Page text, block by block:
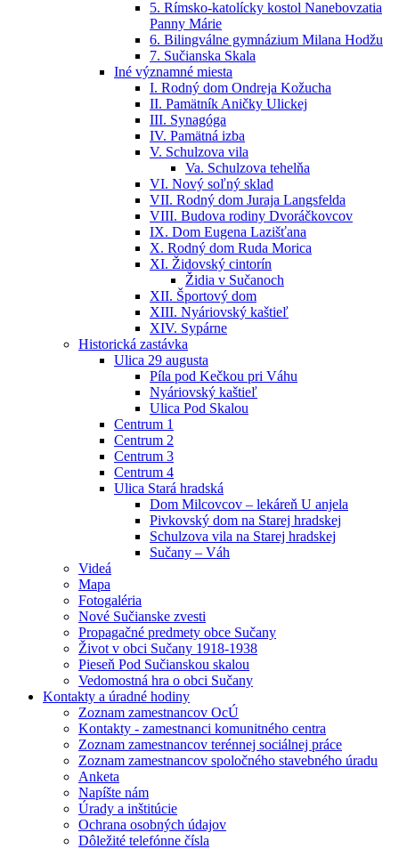
5. Rímsko-katolícky kostol Nanebovzatia
Panny Márie
6. Bilingválne gymnázium Milana Hodžu
7. Sučianska Skala
Iné významné miesta
I. Rodný dom Ondreja Kožucha
II. Pamätník Aničky Ulickej
III. Synagóga
IV. Pamätná izba
V. Schulzova vila
Va. Schulzova tehelňa
VI. Nový soľný sklad
VII. Rodný dom Juraja Langsfelda
VIII. Budova rodiny Dvoráčkovcov
IX. Dom Eugena Lazišťana
X. Rodný dom Ruda Morica
XI. Židovský cintorín
Židia v Sučanoch
XII. Športový dom
XIII. Nyáriovský kaštieľ
XIV. Sypárne
Historická zastávka
Ulica 29 augusta
Píla pod Kečkou pri Váhu
Nyáriovský kaštieľ
Ulica Pod Skalou
Centrum 1
Centrum 2
Centrum 3
Centrum 4
Ulica Stará hradská
Dom Milcovcov – lekáreň U anjela
Pivkovský dom na Starej hradskej
Schulzova vila na Starej hradskej
Sučany – Váh
Videá
Mapa
Fotogaléria
Nové Sučianske zvesti
Propagačné predmety obce Sučany
Život v obci Sučany 1918-1938
Pieseň Pod Sučianskou skalou
Vedomostná hra o obci Sučany
Kontakty a úradné hodiny
Zoznam zamestnancov OcÚ
Kontakty - zamestnanci komunitného centra
Zoznam zamestnancov terénnej sociálnej práce
Zoznam zamestnancov spoločného stavebného úradu
Anketa
Napíšte nám
Úrady a inštitúcie
Ochrana osobných údajov
Dôležité telefónne čísla